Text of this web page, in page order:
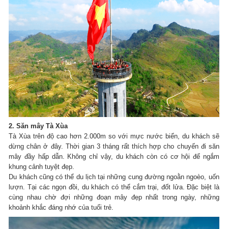
2. Săn mây Tà Xùa
Tà Xùa trên độ cao hơn 2.000m so với mực nước biển, du khách sẽ
dừng chân ở đây. Thời gian 3 tháng rất thích hợp cho chuyến đi săn
mây đầy hấp dẫn. Không chỉ vậy, du khách còn có cơ hội để ngắm
khung cảnh tuyệt đẹp.
Du khách cũng có thể du lịch tại những cung đường ngoằn ngoèo, uốn
lượn. Tại các ngọn đồi, du khách có thể cắm trại, đốt lửa.Đặc biệt là
cùng nhau chờ đợi những đoạn mây đẹp nhất trong ngày, những
khoảnh khắc đáng nhớ của tuổi trẻ.